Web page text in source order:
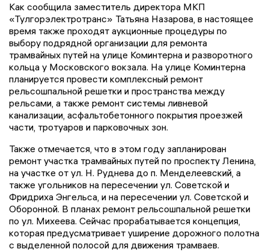
Как сообщила заместитель директора МКП
«Тулгорэлектротранс» Татьяна Назарова, в настоящее
время также проходят аукционные процедуры по
выбору подрядной организации для ремонта
трамвайных путей на улице Коминтерна и разворотного
кольца у Московского вокзала. На улице Коминтерна
планируется провести комплексный ремонт
рельсошпальной решетки и пространства между
рельсами, а также ремонт системы ливневой
канализации, асфальтобетонного покрытия проезжей
части, тротуаров и парковочных зон.
Также отмечается, что в этом году запланирован
ремонт участка трамвайных путей по проспекту Ленина,
на участке от ул. Н. Руднева до п. Менделеевский, а
также угольников на пересечении ул. Советской и
Фридриха Энгельса, и на пересечении ул. Советской и
Оборонной. В планах ремонт рельсошпальной решетки
по ул. Михеева. Сейчас прорабатывается концепция,
которая предусматривает уширение дорожного полотна
с выделенной полосой для движения трамваев.